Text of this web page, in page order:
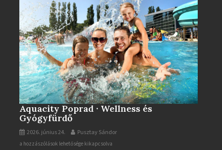
Aquacity Poprad · Wellness és
Gyógyfürdő
2026. június 24. Pusztay Sándor
Aquacity
a hozzászólások lehetősége kikapcsolva